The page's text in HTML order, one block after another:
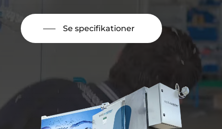
Se specifikationer